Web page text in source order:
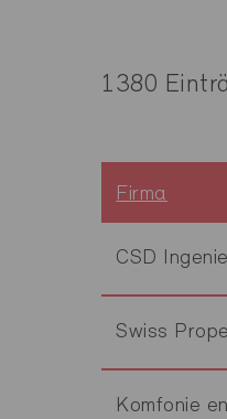
1380
Firma
CSD
Swiss
Komfonie